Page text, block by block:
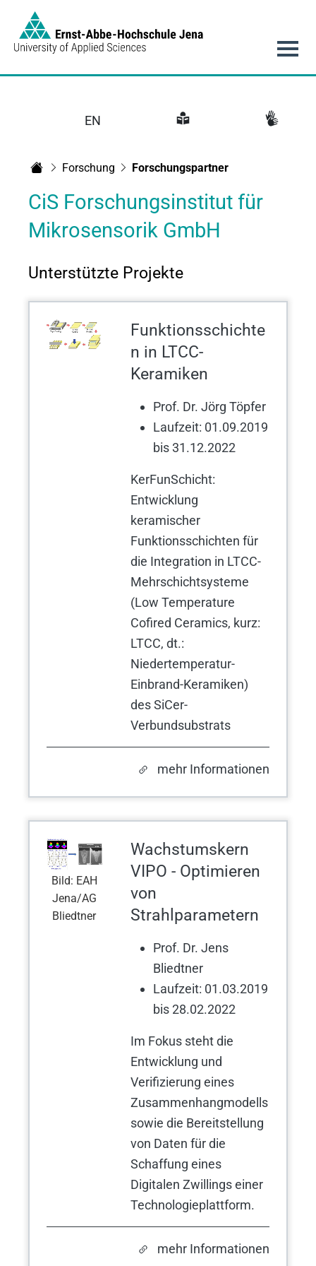
EN
Forschung Forschungspartner
CiS Forschungsinstitut für
Mikrosensorik GmbH
Unterstützte Projekte
Funktionsschichte
n in LTCC-
Keramiken
Prof. Dr. Jörg Töpfer
Laufzeit: 01.09.2019
bis 31.12.2022
KerFunSchicht:
Entwicklung
keramischer
Funktionsschichten für
die Integration in LTCC-
Mehrschichtsysteme
(Low Temperature
Cofired Ceramics, kurz:
LTCC, dt.:
Niedertemperatur-
Einbrand-Keramiken)
des SiCer-
Verbundsubstrats
mehr Informationen
Bild: EAH
Jena/AG
Bliedtner
Wachstumskern
VIPO - Optimieren
von
Strahlparametern
Prof. Dr. Jens
Bliedtner
Laufzeit: 01.03.2019
bis 28.02.2022
Im Fokus steht die
Entwicklung und
Verifizierung eines
Zusammenhangmodells
sowie die Bereitstellung
von Daten für die
Schaffung eines
Digitalen Zwillings einer
Technologieplattform.
mehr Informationen